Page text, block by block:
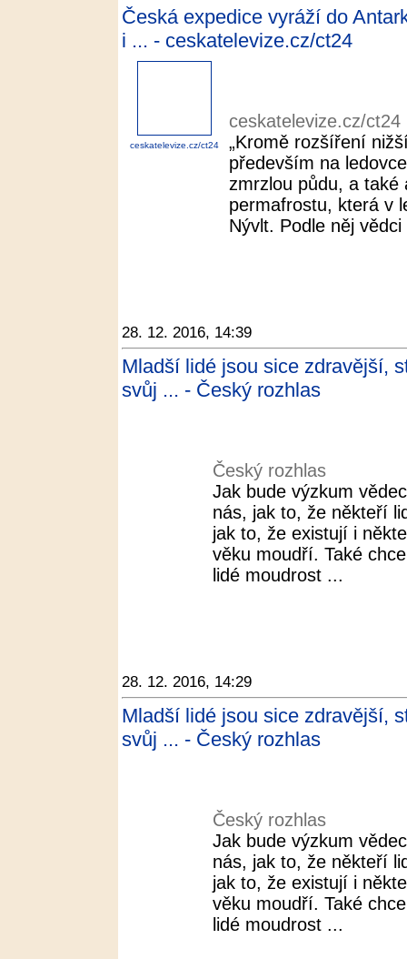
Česká expedice vyráží do
i ... - ceskatelevize.cz/ct24
ceskatelevize.cz/ct24
ceskatelevize.cz/ct24
„Kromě rozšíření
především na
zmrzlou půdu, a
permafrostu, která v
Nývlt. Podle něj
28. 12. 2016, 14:39
Mladší lidé jsou sice zdravější,
svůj ... - Český rozhlas
Český rozhlas
Jak bude výzkum
nás, jak to, že někteří
jak to, že existují i
věku moudří. Také
lidé moudrost ...
28. 12. 2016, 14:29
Mladší lidé jsou sice zdravější,
svůj ... - Český rozhlas
Český rozhlas
Jak bude výzkum
nás, jak to, že někteří
jak to, že existují i
věku moudří. Také
lidé moudrost ...